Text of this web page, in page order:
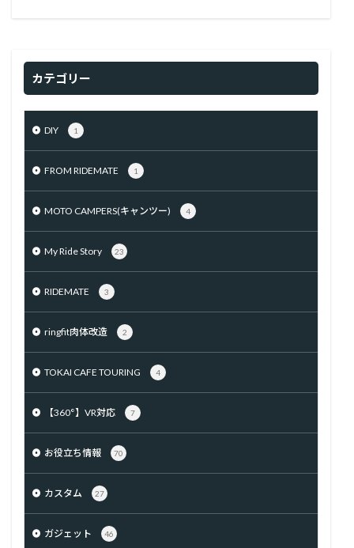
カテゴリー
DIY 1
FROM RIDEMATE 1
MOTO CAMPERS(キャンツー) 4
My Ride Story 23
RIDEMATE 3
ringfit肉体改造 2
TOKAI CAFE TOURING 4
【360°】VR対応 7
お役立ち情報 70
カスタム 27
ガジェット 46